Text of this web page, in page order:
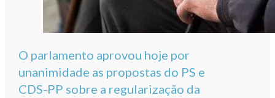
O parlamento aprovou hoje por
unanimidade as propostas do PS e
CDS-PP sobre a regularização da